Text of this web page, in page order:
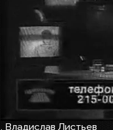
. Владислав Листьев